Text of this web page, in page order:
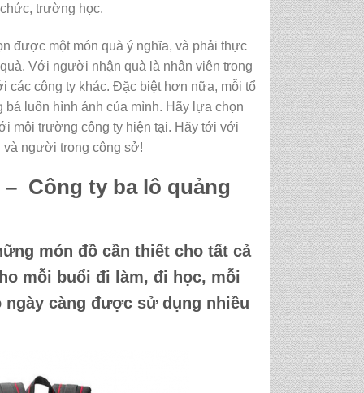
trường học.
được một món quà ý nghĩa, và phải thực
Với người nhận quà là nhân viên trong
các công ty khác. Đặc biệt hơn nữa, mỗi tổ
luôn hình ảnh của mình. Hãy lựa chọn
môi trường công ty hiện tại. Hãy tới với
người trong công sở!
– Công ty ba lô quảng
món đồ cần thiết cho tất cả
mỗi buổi đi làm, đi học, mỗi
ngày càng được sử dụng nhiều